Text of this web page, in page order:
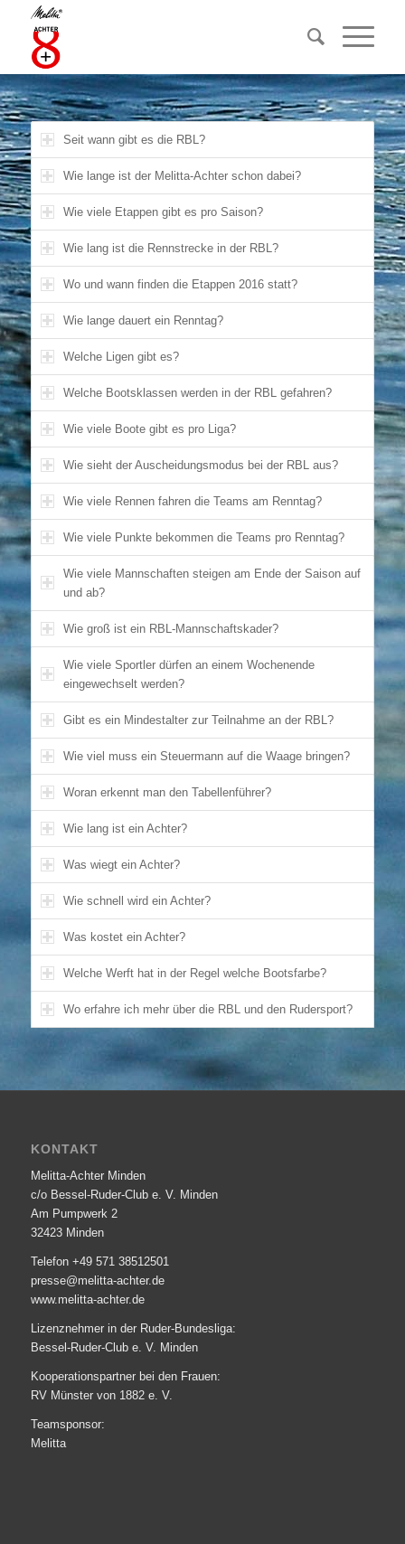
Seit wann gibt es die RBL?
Wie lange ist der Melitta-Achter schon dabei?
Wie viele Etappen gibt es pro Saison?
Wie lang ist die Rennstrecke in der RBL?
Wo und wann finden die Etappen 2016 statt?
Wie lange dauert ein Renntag?
Welche Ligen gibt es?
Welche Bootsklassen werden in der RBL gefahren?
Wie viele Boote gibt es pro Liga?
Wie sieht der Auscheidungsmodus bei der RBL aus?
Wie viele Rennen fahren die Teams am Renntag?
Wie viele Punkte bekommen die Teams pro Renntag?
Wie viele Mannschaften steigen am Ende der Saison auf
und ab?
Wie groß ist ein RBL-Mannschaftskader?
Wie viele Sportler dürfen an einem Wochenende
eingewechselt werden?
Gibt es ein Mindestalter zur Teilnahme an der RBL?
Wie viel muss ein Steuermann auf die Waage bringen?
Woran erkennt man den Tabellenführer?
Wie lang ist ein Achter?
Was wiegt ein Achter?
Wie schnell wird ein Achter?
Was kostet ein Achter?
Welche Werft hat in der Regel welche Bootsfarbe?
Wo erfahre ich mehr über die RBL und den Rudersport?
KONTAKT
Melitta-Achter Minden
c/o Bessel-Ruder-Club e. V. Minden
Am Pumpwerk 2
32423 Minden
Telefon +49 571 38512501
presse@melitta-achter.de
www.melitta-achter.de
Lizenznehmer in der Ruder-Bundesliga:
Bessel-Ruder-Club e. V. Minden
Kooperationspartner bei den Frauen:
RV Münster von 1882 e. V.
Teamsponsor:
Melitta